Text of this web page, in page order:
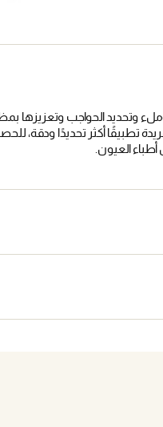
وتحديد الحواجب
تطبيقًا أكثر تحديدًا
أطباء العيون.